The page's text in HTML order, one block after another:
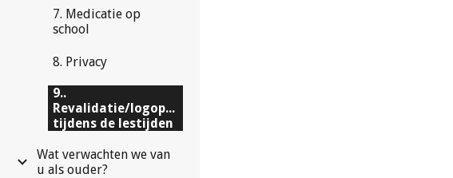
7. Medicatie op
school
8. Privacy
9..
Revalidatie/logopedie
tijdens de lestijden
Wat verwachten we van
u als ouder?